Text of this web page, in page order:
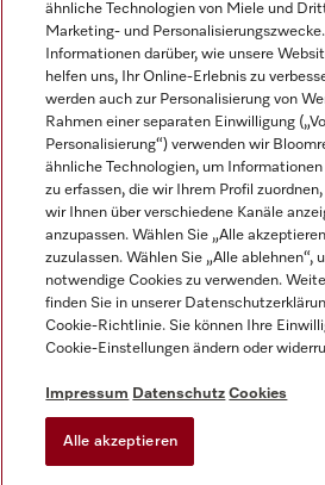
AGB
Datenschutz
Nutzungsbedingungen
Barrierefreiheitserklärung
EU-Gesetzen über digitale Dienste
Cookie-Einstellungen
Miele auf Instagram
Miele auf Facebook
Miele auf Youtube
ähnliche Technologien von Miele und
Marketing- und
Informationen darüber, wie unsere
helfen uns, Ihr Online-Erlebnis zu
werden auch zur Personalisierung von
Rahmen einer separaten Einwilligung
Personalisierung“) verwenden wir
ähnliche Technologien, um
zu erfassen, die wir Ihrem Profil
wir Ihnen über verschiedene Kanäle
anzupassen. Wählen Sie „Alle
zuzulassen. Wählen Sie „Alle ablehnen“,
notwendige Cookies zu verwenden.
finden Sie in unserer
Cookie-Richtlinie. Sie können Ihre
Cookie-Einstellungen ändern oder
Impressum Datenschutz Cookies
Alle akzeptieren